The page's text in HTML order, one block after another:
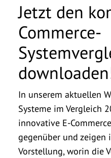
Jetzt den
Commerce-
In unserem aktuellen
Systeme im Vergleich
innovative E-
gegenüber und zeigen
Vorstellung, worin die